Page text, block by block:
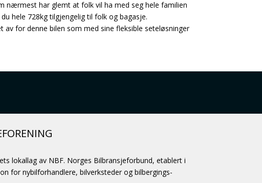
nærmest har glemt at folk vil ha med seg hele familien
hele 728kg tilgjengelig til folk og bagasje.
av for denne bilen som med sine fleksible seteløsninger
lokallag av NBF. Norges Bilbransjeforbund, etablert i
for nybilforhandlere, bilverksteder og bilbergings-